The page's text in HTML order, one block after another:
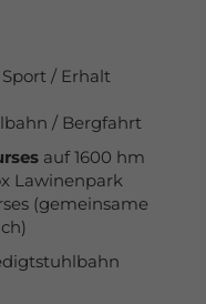
/ Erhalt
/ Bergfahrt
auf 1600 hm
Lawinenpark
(gemeinsame